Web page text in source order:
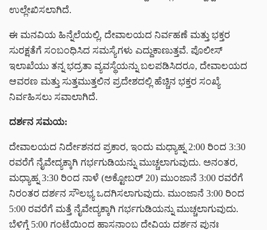
ಉಲ್ಲೇಖಿಸಲಾಗಿದೆ.
ಈ ಮನವಿಯ ಹಿನ್ನೆಲೆಯಲ್ಲಿ, ದೇವಾಲಯದ ನಿರ್ವಹಣೆ ಮತ್ತು ಭಕ್ತರ
ಸುರಕ್ಷತೆಗೆ ಸಂಬಂಧಿಸಿದ ಸಮಸ್ಯೆಗಳು ಎದ್ದುಕಾಣುತ್ತವೆ. ಪೊಲೀಸ್
ಇಲಾಖೆಯು ತನ್ನ ಭದ್ರತಾ ವ್ಯವಸ್ಥೆಯನ್ನು ಬಲಪಡಿಸಿದರೂ, ದೇವಾಲಯದ
ಆವರಣ ಮತ್ತು ಸುತ್ತಮುತ್ತಲಿನ ಪ್ರದೇಶದಲ್ಲಿ ಹೆಚ್ಚಿನ ಭಕ್ತರ ಸಂಖ್ಯೆ
ನಿರ್ವಹಿಸಲು ಸವಾಲಾಗಿದೆ.
ದರ್ಶನ ಸಮಯ:
ದೇವಾಲಯದ ನಿರ್ದೇಶನದ ಪ್ರಕಾರ, ಇಂದು ಮಧ್ಯಾಹ್ನ 2:00 ರಿಂದ 3:30
ರವರೆಗೆ ನೈವೇದ್ಯಕ್ಕಾಗಿ ಗರ್ಭಗುಡಿಯನ್ನು ಮುಚ್ಚಲಾಗುವುದು. ಅನಂತರ,
ಮಧ್ಯಾಹ್ನ 3:30 ರಿಂದ ನಾಳೆ (ಅಕ್ಟೋಬರ್ 20) ಮುಂಜಾನೆ 3:00 ರವರೆಗೆ
ನಿರಂತರ ದರ್ಶನ ಸೌಲಭ್ಯ ಒದಗಿಸಲಾಗುವುದು. ಮುಂಜಾನೆ 3:00 ರಿಂದ
5:00 ರವರೆಗೆ ಮತ್ತೆ ನೈವೇದ್ಯಕ್ಕಾಗಿ ಗರ್ಭಗುಡಿಯನ್ನು ಮುಚ್ಚಲಾಗುವುದು.
ಬೆಳಿಗ್ಗೆ 5:00 ಗಂಟೆಯಿಂದ ಹಾಸನಾಂಬ ದೇವಿಯ ದರ್ಶನ ಪುನಃ